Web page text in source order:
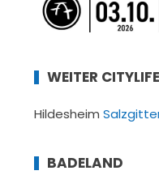
WEITER
Hildesheim
BADELAND